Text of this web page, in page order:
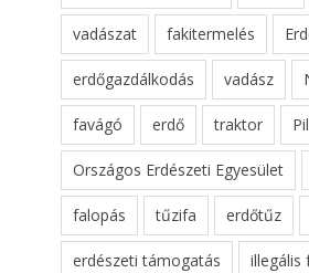
vadászat fakitermelés
erdőgazdálkodás vadász
favágó erdő traktor
Országos Erdészeti Egyesület
falopás tűzifa erdőtűz
erdészeti támogatás illegális